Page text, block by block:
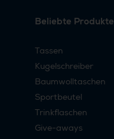
Beliebte Produkte
Tassen
Kugelschreiber
Baumwolltaschen
Sportbeutel
Trinkflaschen
Give-aways